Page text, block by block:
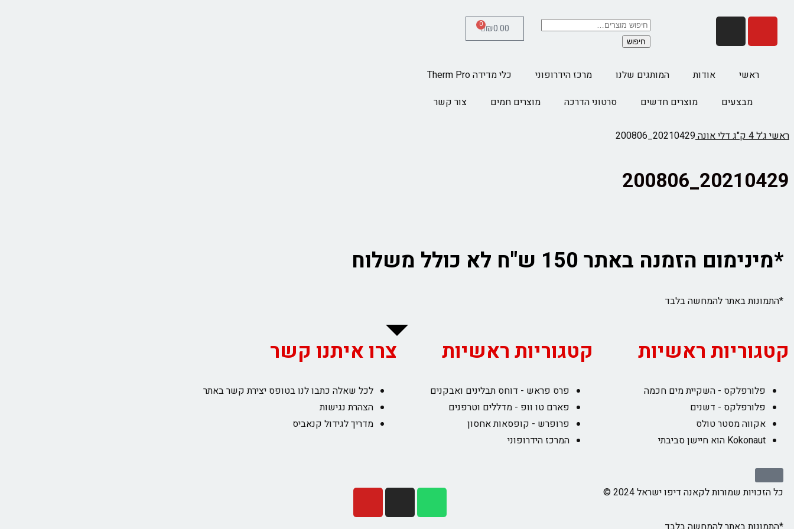
חיפוש
₪0.00
0
ראשי אודות המותגים שלנו מרכז הידרופוני
כלי מדידה Therm Pro
מבצעים
מוצרים חדשים סרטוני הדרכה מוצרים חמים צור קשר
ראשיג'ל 4 ק"ג דלי אונה 20210429_200806
20210429_200806
*מינימום הזמנה באתר 150 ש"ח לא כולל משלוח
*התמונות באתר להמחשה בלבד
קטגוריות ראשיות
פלורפלקס - השקיית מים חכמה
פלורפלקס - דשנים
אקווה מסטר טולס
Kokonaut הוא חיישן סביבתי
קטגוריות ראשיות
פרס פראש - דוחס תבלינים ואבקנים
פארם טו וופ - מדללים וטרפנים
פרופרש - קופסאות אחסון
המרכז הידרופוני
צרו איתנו קשר
לכל שאלה כתבו לנו בטופס יצירת קשר באתר
הצהרת נגישות
מדריך לגידול קנאביס
כל הזכויות שמורות לקאנה דיפו ישראל 2024 ©